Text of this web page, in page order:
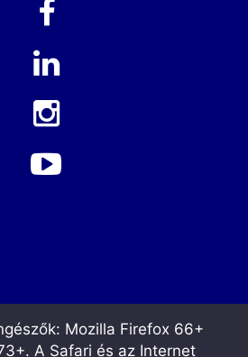
Mozilla Firefox 66+
A Safari és az Internet